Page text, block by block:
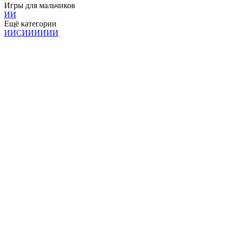
Игры для мальчиков
ИИ
Ещё категории
ИИСИИИИИИ